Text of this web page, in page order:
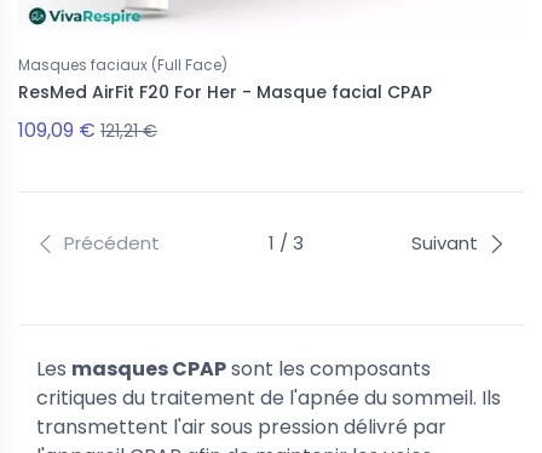
Masques faciaux (Full Face)
ResMed AirFit F20 For Her - Masque facial CPAP
109,09 € 121,21 €
Précédent 1 / 3 Suivant
Les masques CPAPsont les composants
critiques du traitement de l'apnée du sommeil. Ils
transmettent l'air sous pression délivré par